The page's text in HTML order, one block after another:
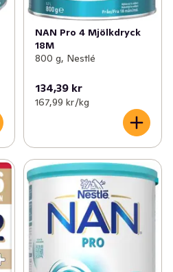
NAN Pro 4 Mjölkdryck
18M
800 g, Nestlé
134,39 kr
167,99 kr /kg